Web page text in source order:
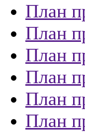
План
План
План
План
План
План